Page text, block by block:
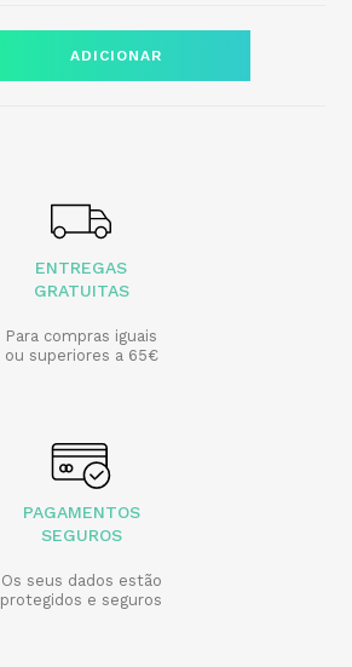
ADICIONAR
ENTREGAS
GRATUITAS
Para compras iguais
ou superiores a 65€
PAGAMENTOS
SEGUROS
Os seus dados estão
protegidos e seguros